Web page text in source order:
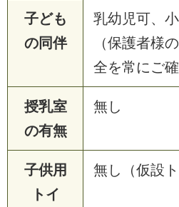
子ども
の同伴
乳幼児可、
（保護者様
全を常にご
授乳室
の有無
無し
子供用
トイ
無し（仮設